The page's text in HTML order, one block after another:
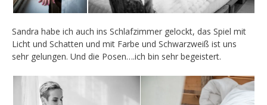
Sandra habe ich auch ins Schlafzimmer gelockt, das Spiel mit
Licht und Schatten und mit Farbe und Schwarzweiß ist uns
sehr gelungen. Und die Posen….ich bin sehr begeistert.